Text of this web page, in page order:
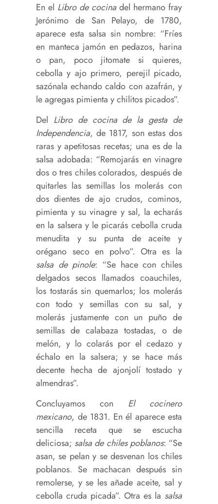
En el Libro de cocina del hermano fray
Jerónimo de San Pelayo, de 1780,
aparece esta salsa sin nombre: “Fríes
en manteca jamón en pedazos, harina
o pan, poco jitomate si quieres,
cebolla y ajo primero, perejil picado,
sazónala echando caldo con azafrán, y
le agregas pimienta y chilitos picados”.
Del Libro de cocina de la gesta de
Independencia, de 1817, son estas dos
raras y apetitosas recetas; una es de la
salsa adobada: “Remojarás en vinagre
dos o tres chiles colorados, después de
quitarles las semillas los molerás con
dos dientes de ajo crudos, cominos,
pimienta y su vinagre y sal, la echarás
en la salsera y le picarás cebolla cruda
menudita y su punta de aceite y
orégano seco en polvo”. Otra es la
salsa de pinole: “Se hace con chiles
delgados secos llamados coauchiles,
los tostarás sin quemarlos; los molerás
con todo y semillas con su sal, y
molerás justamente con un puño de
semillas de calabaza tostadas, o de
melón, y lo colarás por el cedazo y
échalo en la salsera; y se hace más
decente hecha de ajonjolí tostado y
almendras”.
Concluyamos con El cocinero
mexicano, de 1831. En él aparece esta
sencilla receta que se escucha
deliciosa; salsa de chiles poblanos: “Se
asan, se pelan y se desvenan los chiles
poblanos. Se machacan después sin
remolerse, y se les añade aceite, sal y
cebolla cruda picada”. Otra es la salsa